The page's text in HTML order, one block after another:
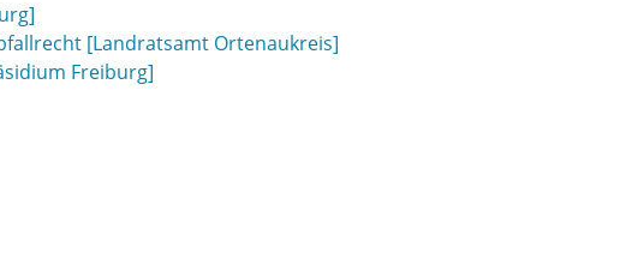
[Landratsamt Ortenaukreis]
Freiburg]